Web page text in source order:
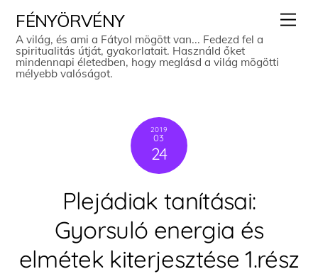
content
FÉNYÖRVÉNY
A világ, és ami a Fátyol mögött van... Fedezd fel a
spiritualitás útját, gyakorlatait. Használd őket
mindennapi életedben, hogy meglásd a világ mögötti
mélyebb valóságot.
2019
03
24
Plejádiak tanításai:
Gyorsuló energia és
elmétek kiterjesztése 1.rész